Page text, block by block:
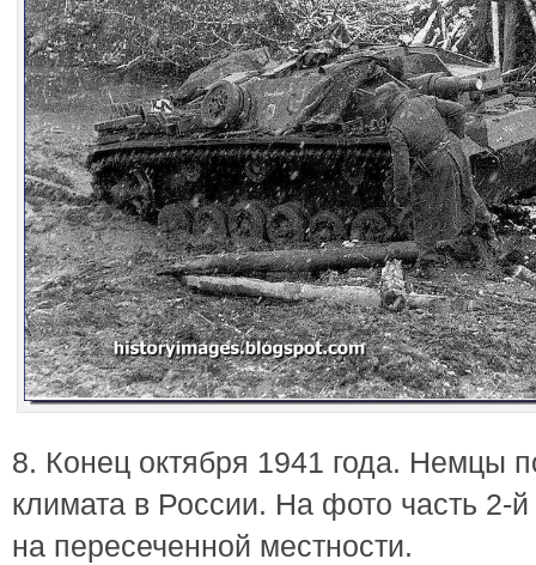
8. Конец октября 1941 года. Немцы
климата в России. На фото часть 2-
на пересеченной местности.